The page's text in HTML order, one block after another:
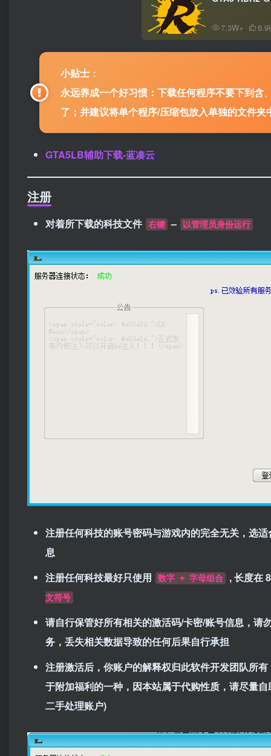
7.3W+
小贴士 ：
永远养成一个好习惯：下载任何程序不要下到含
了；并建议将单个程序/压缩包放入单独的文件
GTA5LB辅助下载-蓝凑云
注册
对着所下载的科技文件 右键 – 以管理员身份运行
注册任何科技的账号密码与游戏内的完全无关，选
息
注册任何科技最好只使用
数字 + 字母组合 , 长度在
文符号
请自行保管好所有相关的激活码/卡密/账号信息，
务，丢失相关数据导致的任何后果自行承担
注册激活后，你账户的解释权归此软件开发团队所
于附加福利的一种，因本站属于代购性质，请尽量
二手处理账户)